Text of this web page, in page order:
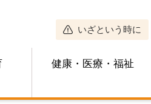
いざという時に
健康・医療・福祉